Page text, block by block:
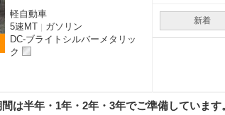
軽自動車
5速MT ｜ ガソリン
DC-ブライトシルバーメタリッ
ク
新着
は半年・1年・2年・3年でご準備していま